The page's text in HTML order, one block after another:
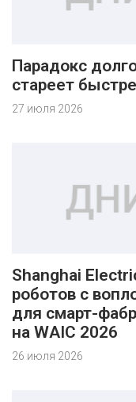
Парадокс
стареет
27 июля 2026
Shanghai
роботов с
для смарт-
на WAIC 2026
26 июля 2026